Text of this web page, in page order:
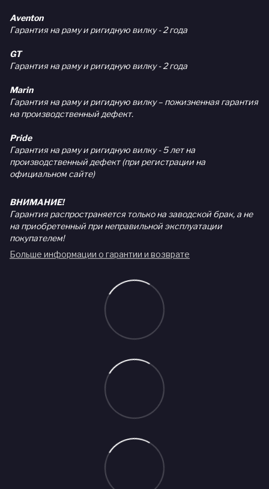
Aventon
Гарантия на раму и ригидную вилку - 2 года
GT
Гарантия на раму и ригидную вилку - 2 года
Marin
Гарантия на раму и ригидную вилку – пожизненная гарантия
на производственный дефект.
Pride
Гарантия на раму и ригидную вилку - 5 лет на
производственный дефект (при регистрации на
официальном сайте)
ВНИМАНИЕ!
Гарантия распространяется только на заводской брак, а не
на приобретенный при неправильной эксплуатации
покупателем!
Больше информации о гарантии и возврате